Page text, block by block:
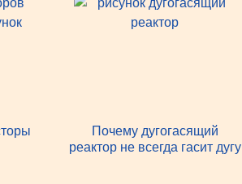
Почему дугогасящий
реактор не всегда гасит дугу